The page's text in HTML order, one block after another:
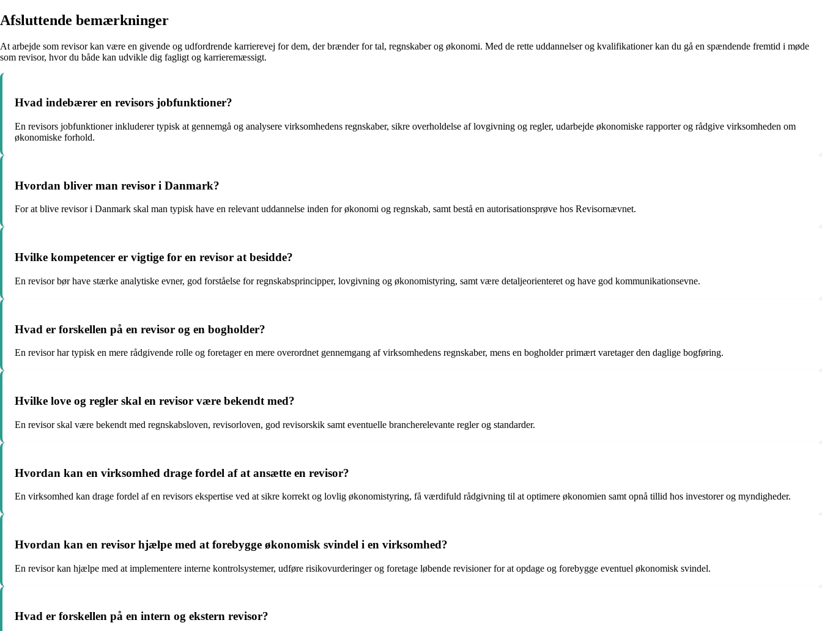
Afsluttende bemærkninger
At arbejde som revisor kan være en givende og udfordrende karrierevej for dem, der brænder for tal, regnskaber og økonomi. Med de rette uddannelser og kvalifikationer kan du gå en spændende fremtid i møde
som revisor, hvor du både kan udvikle dig fagligt og karrieremæssigt.
Hvad indebærer en revisors jobfunktioner?
En revisors jobfunktioner inkluderer typisk at gennemgå og analysere virksomhedens regnskaber, sikre overholdelse af lovgivning og regler, udarbejde økonomiske rapporter og rådgive virksomheden om
økonomiske forhold.
Hvordan bliver man revisor i Danmark?
For at blive revisor i Danmark skal man typisk have en relevant uddannelse inden for økonomi og regnskab, samt bestå en autorisationsprøve hos Revisornævnet.
Hvilke kompetencer er vigtige for en revisor at besidde?
En revisor bør have stærke analytiske evner, god forståelse for regnskabsprincipper, lovgivning og økonomistyring, samt være detaljeorienteret og have god kommunikationsevne.
Hvad er forskellen på en revisor og en bogholder?
En revisor har typisk en mere rådgivende rolle og foretager en mere overordnet gennemgang af virksomhedens regnskaber, mens en bogholder primært varetager den daglige bogføring.
Hvilke love og regler skal en revisor være bekendt med?
En revisor skal være bekendt med regnskabsloven, revisorloven, god revisorskik samt eventuelle brancherelevante regler og standarder.
Hvordan kan en virksomhed drage fordel af at ansætte en revisor?
En virksomhed kan drage fordel af en revisors ekspertise ved at sikre korrekt og lovlig økonomistyring, få værdifuld rådgivning til at optimere økonomien samt opnå tillid hos investorer og myndigheder.
Hvordan kan en revisor hjælpe med at forebygge økonomisk svindel i en virksomhed?
En revisor kan hjælpe med at implementere interne kontrolsystemer, udføre risikovurderinger og foretage løbende revisioner for at opdage og forebygge eventuel økonomisk svindel.
Hvad er forskellen på en intern og ekstern revisor?